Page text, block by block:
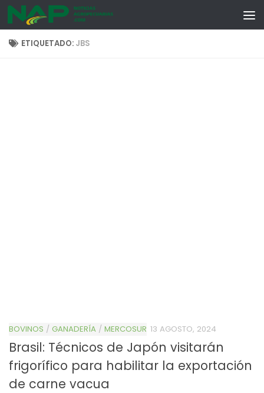
Skip to content
ETIQUETADO: JBS
BOVINOS / GANADERÍA / MERCOSUR 13 AGOSTO, 2024
Brasil: Técnicos de Japón visitarán
frigorífico para habilitar la exportación
de carne vacua